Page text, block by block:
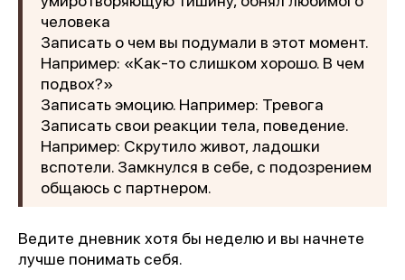
человека
Записать о чем вы подумали в этот момент.
Например: «Как-то слишком хорошо. В чем
подвох?»
Записать эмоцию. Например: Тревога
Записать свои реакции тела, поведение.
Например: Скрутило живот, ладошки
вспотели. Замкнулся в себе, с подозрением
общаюсь с партнером.
Ведите дневник хотя бы неделю и вы начнете
лучше понимать себя.